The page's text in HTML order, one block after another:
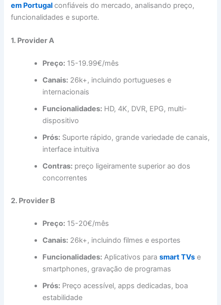
em Portugal confiáveis do mercado, analisando preço,
funcionalidades e suporte.
1. Provider A
Preço: 15-19.99€/mês
Canais: 26k+, incluindo portugueses e
internacionais
Funcionalidades: HD, 4K, DVR, EPG, multi-
dispositivo
Prós: Suporte rápido, grande variedade de canais,
interface intuitiva
Contras: preço ligeiramente superior ao dos
concorrentes
2. Provider B
Preço: 15-20€/mês
Canais: 26k+, incluindo filmes e esportes
Funcionalidades: Aplicativos parasmart TVs e
smartphones, gravação de programas
Prós: Preço acessível, apps dedicadas, boa
estabilidade